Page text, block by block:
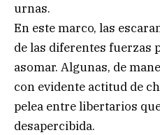
urnas.
En este marco, las
de las diferentes fuerzas
asomar. Algunas, de
con evidente actitud de
pelea entre libertarios
desapercibida.